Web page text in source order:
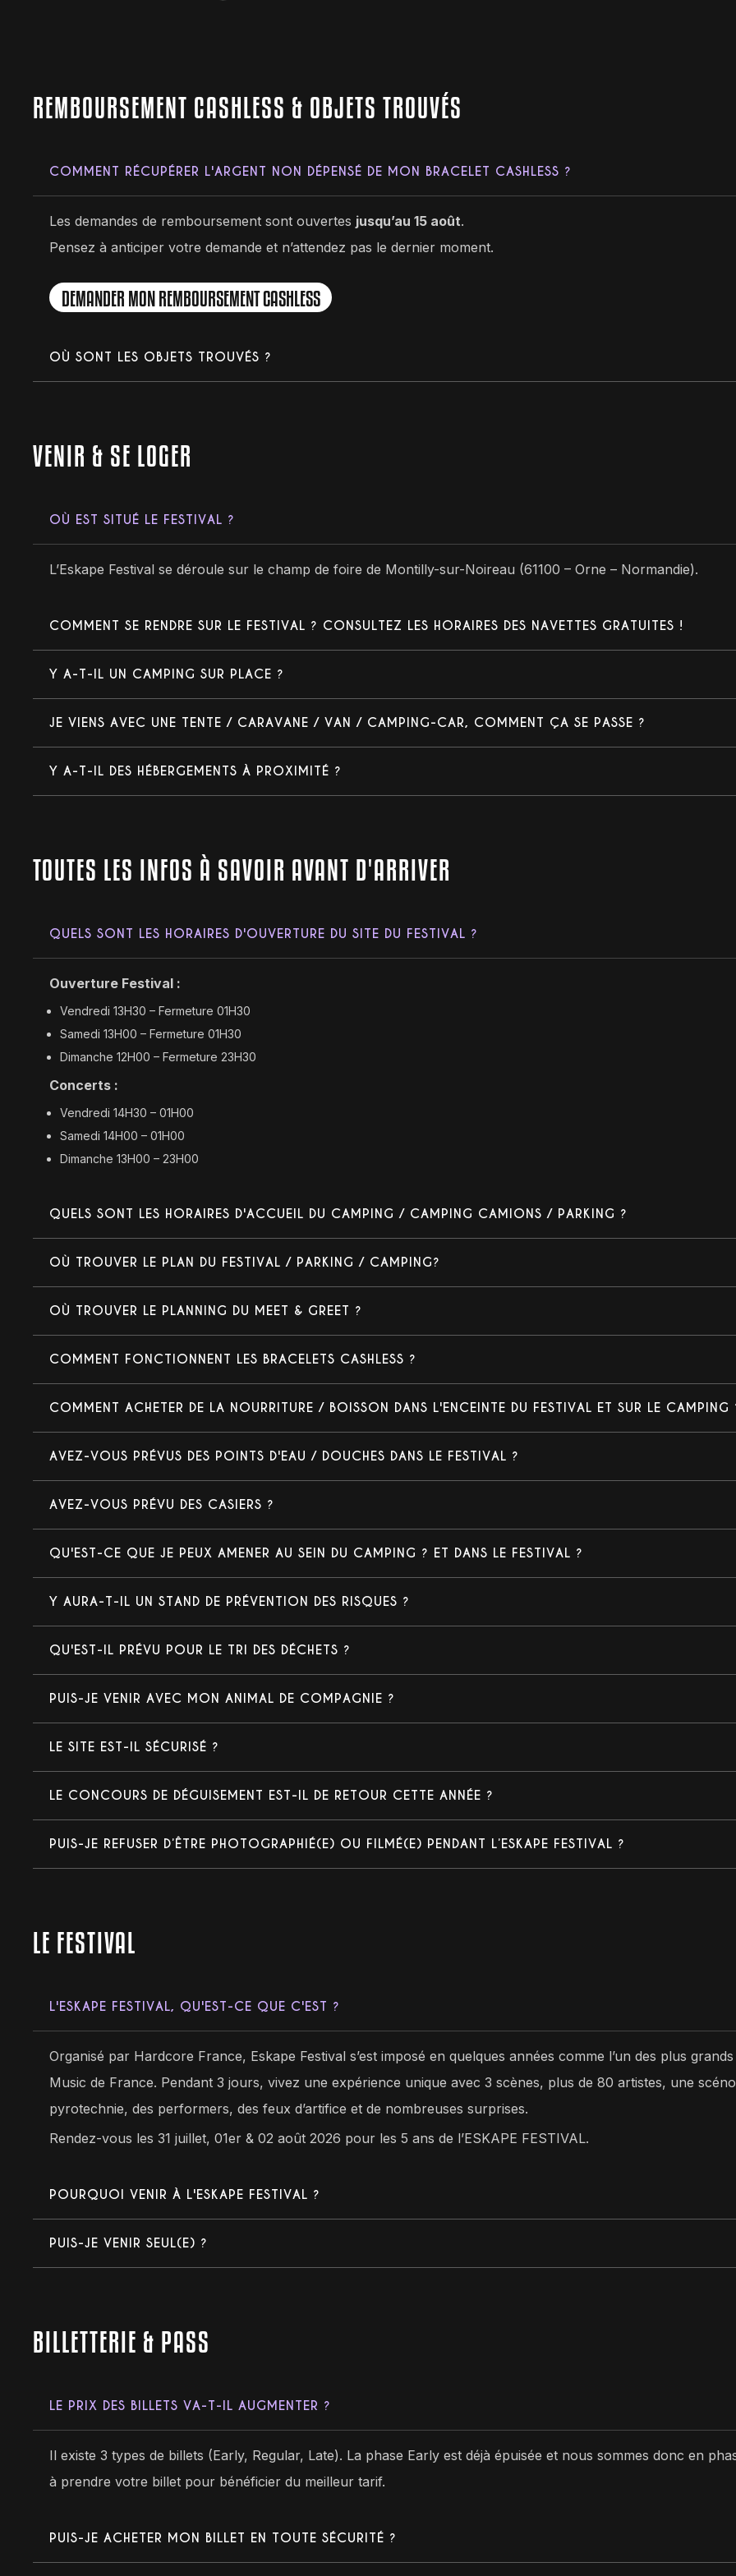
REMBOURSEMENT CASHLESS & OBJETS TROUVÉS
COMMENT RÉCUPÉRER L'ARGENT NON DÉPENSÉ DE MON BRACELET CASHLESS ?
Les demandes de remboursement sont ouvertes jusqu’au 15 août.
Pensez à anticiper votre demande et n’attendez pas le dernier moment.
DEMANDER MON REMBOURSEMENT CASHLESS
OÙ SONT LES OBJETS TROUVÉS ?
VENIR & SE LOGER
OÙ EST SITUÉ LE FESTIVAL ?
L’Eskape Festival se déroule sur le champ de foire de Montilly-sur-Noireau (61100 – Orne – Normandie).
COMMENT SE RENDRE SUR LE FESTIVAL ? CONSULTEZ LES HORAIRES DES NAVETTES GRATUITES !
Y A-T-IL UN CAMPING SUR PLACE ?
JE VIENS AVEC UNE TENTE / CARAVANE / VAN / CAMPING-CAR, COMMENT ÇA SE PASSE ?
Y A-T-IL DES HÉBERGEMENTS À PROXIMITÉ ?
TOUTES LES INFOS À SAVOIR AVANT D'ARRIVER
QUELS SONT LES HORAIRES D'OUVERTURE DU SITE DU FESTIVAL ?
Ouverture Festival :
Vendredi 13H30 – Fermeture 01H30
Samedi 13H00 – Fermeture 01H30
Dimanche 12H00 – Fermeture 23H30
Concerts :
Vendredi 14H30 – 01H00
Samedi 14H00 – 01H00
Dimanche 13H00 – 23H00
QUELS SONT LES HORAIRES D'ACCUEIL DU CAMPING / CAMPING CAMIONS / PARKING ?
OÙ TROUVER LE PLAN DU FESTIVAL / PARKING / CAMPING?
OÙ TROUVER LE PLANNING DU MEET & GREET ?
COMMENT FONCTIONNENT LES BRACELETS CASHLESS ?
COMMENT ACHETER DE LA NOURRITURE / BOISSON DANS L'ENCEINTE DU FESTIVAL ET SUR LE CAMPING
AVEZ-VOUS PRÉVUS DES POINTS D'EAU / DOUCHES DANS LE FESTIVAL ?
AVEZ-VOUS PRÉVU DES CASIERS ?
QU'EST-CE QUE JE PEUX AMENER AU SEIN DU CAMPING ? ET DANS LE FESTIVAL ?
Y AURA-T-IL UN STAND DE PRÉVENTION DES RISQUES ?
QU'EST-IL PRÉVU POUR LE TRI DES DÉCHETS ?
PUIS-JE VENIR AVEC MON ANIMAL DE COMPAGNIE ?
LE SITE EST-IL SÉCURISÉ ?
LE CONCOURS DE DÉGUISEMENT EST-IL DE RETOUR CETTE ANNÉE ?
PUIS-JE REFUSER D’ÊTRE PHOTOGRAPHIÉ(E) OU FILMÉ(E) PENDANT L’ESKAPE FESTIVAL ?
LE FESTIVAL
L'ESKAPE FESTIVAL, QU'EST-CE QUE C'EST ?
Organisé par Hardcore France, Eskape Festival s’est imposé en quelques années comme l’un des plus
Music de France. Pendant 3 jours, vivez une expérience unique avec 3 scènes, plus de 80 artistes, une
pyrotechnie, des performers, des feux d’artifice et de nombreuses surprises.
Rendez-vous les 31 juillet, 01er & 02 août 2026 pour les 5 ans de l’ESKAPE FESTIVAL.
POURQUOI VENIR À L'ESKAPE FESTIVAL ?
PUIS-JE VENIR SEUL(E) ?
BILLETTERIE & PASS
LE PRIX DES BILLETS VA-T-IL AUGMENTER ?
Il existe 3 types de billets (Early, Regular, Late). La phase Early est déjà épuisée et nous sommes donc en
à prendre votre billet pour bénéficier du meilleur tarif.
PUIS-JE ACHETER MON BILLET EN TOUTE SÉCURITÉ ?